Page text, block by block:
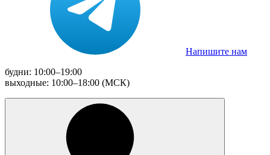
Напишите нам
будни: 10:00–19:00
выходные: 10:00–18:00 (МСК)